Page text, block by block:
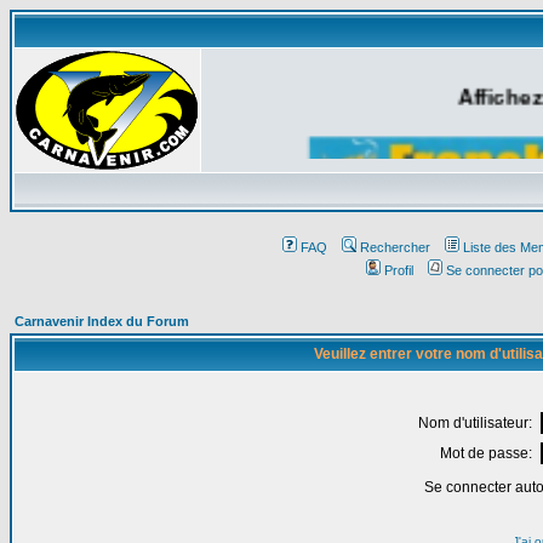
FAQ Rechercher
Liste des
Profil
Se connecter
Carnavenir Index du Forum
Veuillez entrer votre nom
Nom d'utilisateur:
Mot de passe:
Se connecter